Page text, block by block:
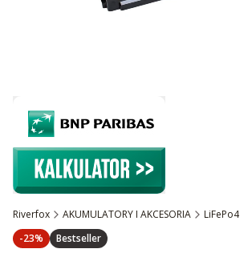
Riverfox AKUMULATORY I AKCESORIA LiFePo4
Etykiety
-23% discount <>
Bestseller